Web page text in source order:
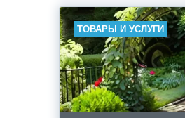
ТОВАРЫ И УСЛУГИ